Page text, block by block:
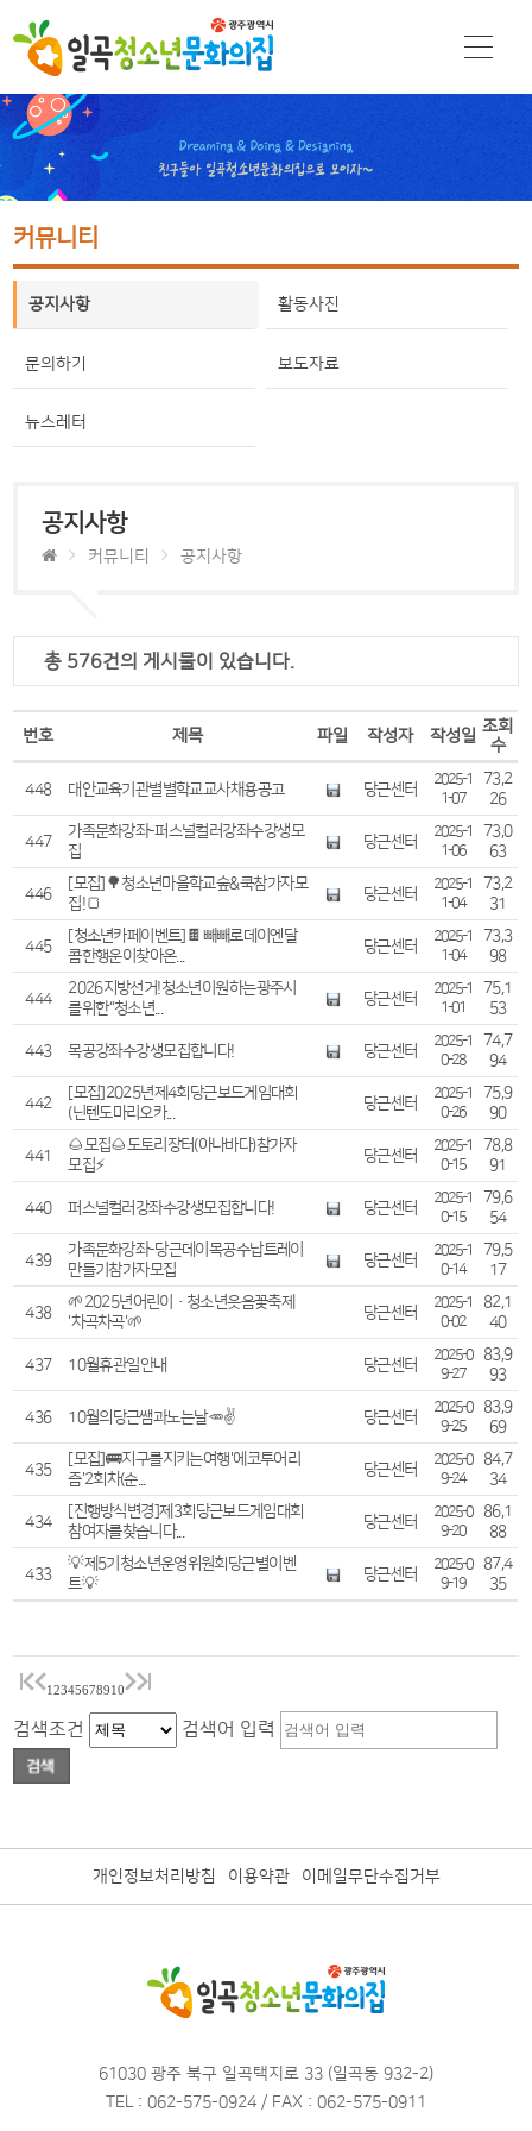
커뮤니티
공지사항 활동사진
문의하기 보도자료
뉴스레터
공지사항
커뮤니티 공지사항
총 576건의 게시물이 있습니다.
번호 제목 파일 작성자 작성일 조회
수
448 대안교육기관 별별학교 교사 채용 공고 당근센터
2025-1
1-07
73,2
26
447
가족문화강좌-퍼스널컬러 강좌 수강생 모
집
당근센터
2025-1
1-06
73,0
63
446
[모집] 🌳 청소년마을학교 숲&쿡 참가자 모
집! 🍞
당근센터
2025-1
1-04
73,2
31
445
[청소년카페 이벤트] 🍫 빼빼로데이엔 달
콤한 행운이 찾아온...
당근센터
2025-1
1-04
73,3
98
444
2026 지방선거! 청소년이 원하는 광주시
를 위한 “청소년...
당근센터
2025-1
1-01
75,1
53
443 목공 강좌 수강생 모집합니다! 당근센터
2025-1
0-28
74,7
94
442
[모집] 2025년 제4회 당근보드게임대회
(닌텐도 마리오카...
당근센터
2025-1
0-26
75,9
90
441
🌰모집🌰 도토리장터(아나바다) 참가자
모집 ⚡
당근센터
2025-1
0-15
78,8
91
440 퍼스널컬러 강좌 수강생 모집합니다! 당근센터
2025-1
0-15
79,6
54
439
가족문화강좌-당근데이 목공 수납트레이
만들기 참가자 모집
당근센터
2025-1
0-14
79,5
17
438
🌱 2025년 어린이·청소년 웃음꽃축제
'차곡차곡' 🌱
당근센터
2025-1
0-02
82,1
40
437 10월 휴관일 안내 당근센터
2025-0
9-27
83,9
93
436 10월의 당근쌤과 노는 날🥕✌ 당근센터
2025-0
9-25
83,9
69
435
[모집] 🚌 지구를 지키는 여행 '에코투어리
즘' 2회차(순...
당근센터
2025-0
9-24
84,7
34
434
[진행방식 변경] 제3회 당근보드게임대회
참여자를 찾습니다...
당근센터
2025-0
9-20
86,1
88
433
💡 제5기 청소년운영위원회 당근별 이벤
트 💡
당근센터
2025-0
9-19
87,4
35
12345678910
검색조건 검색어 입력
개인정보처리방침 이용약관 이메일무단수집거부
61030 광주 북구 일곡택지로 33 (일곡동 932-2)
TEL : 062-575-0924 / FAX : 062-575-0911